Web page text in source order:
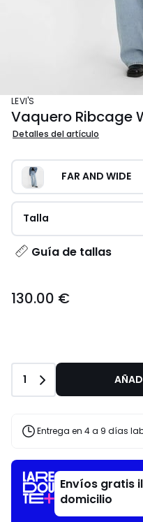
LEVI'S
Vaquero Ribcage
Detalles del artículo
FAR AND WIDE
Talla
Guía de tallas
€.
130.00 €
Cantidad
1
Entrega en 4 a 9 días
Envíos gratis
domicilio